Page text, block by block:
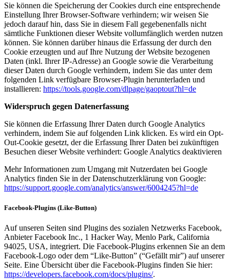
Sie können die Speicherung der Cookies durch eine entsprechende
Einstellung Ihrer Browser-Software verhindern; wir weisen Sie
jedoch darauf hin, dass Sie in diesem Fall gegebenenfalls nicht
sämtliche Funktionen dieser Website vollumfänglich werden nutzen
können. Sie können darüber hinaus die Erfassung der durch den
Cookie erzeugten und auf Ihre Nutzung der Website bezogenen
Daten (inkl. Ihrer IP-Adresse) an Google sowie die Verarbeitung
dieser Daten durch Google verhindern, indem Sie das unter dem
folgenden Link verfügbare Browser-Plugin herunterladen und
installieren: https://tools.google.com/dlpage/gaoptout?hl=de
Widerspruch gegen Datenerfassung
Sie können die Erfassung Ihrer Daten durch Google Analytics
verhindern, indem Sie auf folgenden Link klicken. Es wird ein Opt-
Out-Cookie gesetzt, der die Erfassung Ihrer Daten bei zukünftigen
Besuchen dieser Website verhindert: Google Analytics deaktivieren
Mehr Informationen zum Umgang mit Nutzerdaten bei Google
Analytics finden Sie in der Datenschutzerklärung von Google:
https://support.google.com/analytics/answer/6004245?hl=de
Facebook-Plugins (Like-Button)
Auf unseren Seiten sind Plugins des sozialen Netzwerks Facebook,
Anbieter Facebook Inc., 1 Hacker Way, Menlo Park, California
94025, USA, integriert. Die Facebook-Plugins erkennen Sie an dem
Facebook-Logo oder dem “Like-Button” (“Gefällt mir”) auf unserer
Seite. Eine Übersicht über die Facebook-Plugins finden Sie hier:
https://developers.facebook.com/docs/plugins/.